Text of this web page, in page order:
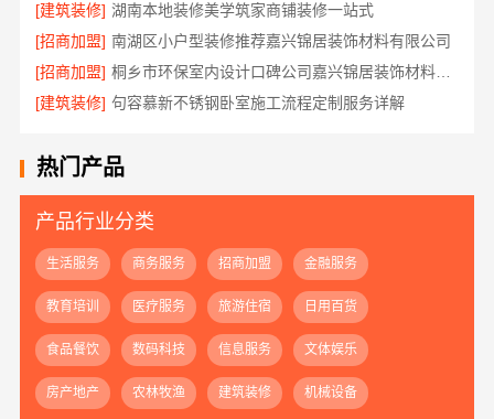
[建筑装修] 湖南本地装修美学筑家商铺装修一站式
[招商加盟] 南湖区小户型装修推荐嘉兴锦居装饰材料有限公司
[招商加盟]
桐乡市环保室内设计口碑公司嘉兴锦居装饰材料有限公司
[建筑装修] 句容慕新不锈钢卧室施工流程定制服务详解
热门产品
产品行业分类
生活服务 商务服务 招商加盟 金融服务
教育培训 医疗服务 旅游住宿 日用百货
食品餐饮 数码科技 信息服务 文体娱乐
房产地产 农林牧渔 建筑装修 机械设备